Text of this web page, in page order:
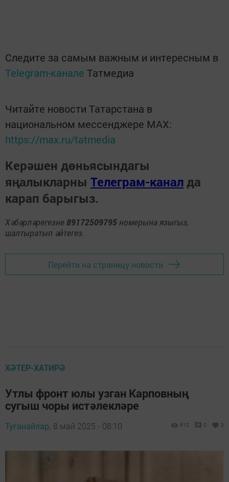
Следите за самым важным и интересным в
Telegram-канале Татмедиа
Читайте новости Татарстана в
национальном мессенджере MАХ:
https://max.ru/tatmedia
Керәшен дөньясындагы
яңалыкларны Телеграм-канал да
карап барыгыз.
Хәбәрләрегезне 89172509795 номерына языгыз,
шалтыратып әйтегез.
Перейти на страницу новости
ХӘТЕР-ХАТИРӘ
Утлы фронт юлы узган Карповның
сугыш чоры истәлекләре
Туганайлар, 8 май 2025 - 08:10 612 0 3